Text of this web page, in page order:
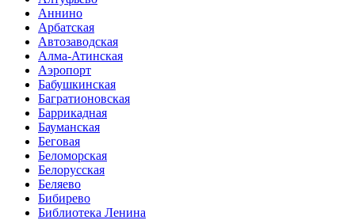
Аннино
Арбатская
Автозаводская
Алма-Атинская
Аэропорт
Бабушкинская
Багратионовская
Баррикадная
Бауманская
Беговая
Беломорская
Белорусская
Беляево
Бибирево
Библиотека Ленина